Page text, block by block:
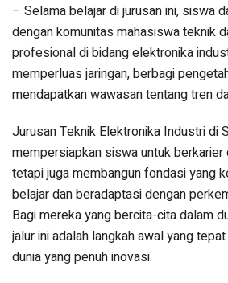
– Selama belajar di jurusan ini, siswa
dengan komunitas mahasiswa teknik
profesional di bidang elektronika
memperluas jaringan, berbagi
mendapatkan wawasan tentang tren
Jurusan Teknik Elektronika Industri di
mempersiapkan siswa untuk
tetapi juga membangun fondasi yang
belajar dan beradaptasi dengan
Bagi mereka yang bercita-cita dalam
jalur ini adalah langkah awal yang
dunia yang penuh inovasi.